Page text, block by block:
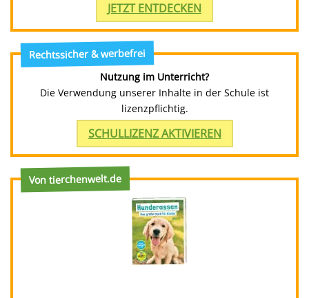
JETZT ENTDECKEN
Rechtssicher & werbefrei
Nutzung im Unterricht?
Die Verwendung unserer Inhalte in der Schule ist
lizenzpflichtig.
SCHULLIZENZ AKTIVIEREN
Von tierchenwelt.de